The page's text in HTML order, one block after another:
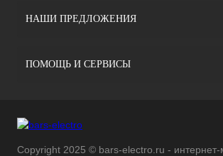
НАШИ ПРЕДЛОЖЕНИЯ
ПОМОЩЬ И СЕРВИСЫ
Copyright 2025 © bars-electro.ru - интернет-